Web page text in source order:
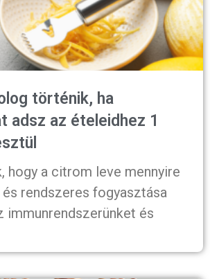
történik, ha
adsz az ételeidhez 1
hogy a citrom leve mennyire
rendszeres fogyasztása
immunrendszerünket és